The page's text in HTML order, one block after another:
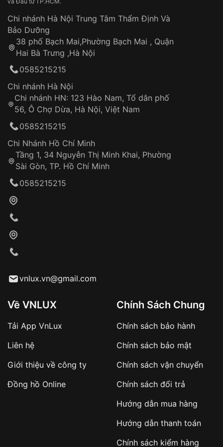
làm việc
Áp dụng cho tất cả tỉnh thành trên toàn quốc
Thời gian tính từ khi xác nhận đơn hàng thành
công
Hotline: 0585 215 215
Từ khóa SEO:
Khách hàng kiểm tra và thanh toán trực tiếp
Từ khóa SEO:
sản phẩm đặc biệt
hàng
Số tiền còn lại thanh toán khi nhận hàng hoặc
✔️ Đảm bảo xử lý đơn hàng nhanh chóng
✔️ Hạn chế tình trạng hủy đơn không mong
Hao mòn tự nhiên theo thời gian:
Dây đeo
Sản phẩm đã bị:
Tự ý sửa chữa
thống VNLUX
Đảm bảo quyền lợi khách hàng
Đồng hành cùng khách hàng trong suốt quá
trình sử dụng
Chi nhánh Hà Nội Trung Tâm Thẩm Định Và
Bảo Dưỡng
38 phố Bạch Mai,Phường Bạch Mai , Quận
Hai Bà Trưng ,Hà Nội
0585215215
Chi nhánh Hà Nội
Chi nhánh HN: 123 Hào Nam, Tổ dân phố
56, Ô Chợ Dừa, Hà Nội, Việt Nam
0585215215
Chi Nhánh Hồ Chí Minh
Tầng 1, 34 Nguyễn Thị Minh Khai, Phường
Sài Gòn, TP. Hồ Chí Minh
0585215215
vnlux.vn@gmail.com
Về VNLUX
Tải App VnLux
Liên hệ
Giới thiệu về công ty
Đồng hồ Online
Chính Sách Chung
Chính sách bảo hành
Chính sách bảo mật
Chính sách vận chuyển
Chính sách đổi trả
Hướng dẫn mua hàng
Hướng dẫn thanh toán
Chính sách kiểm hàng